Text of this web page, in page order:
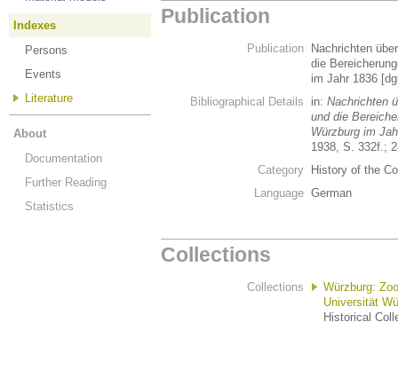
Indexes
Persons
Events
Literature
About
Documentation
Further Reading
Statistics
Publication
Publication
Nachrichten
die
im Jahr 1836
Bibliographical Details
in: Nachrichten
und die
Würzburg im
1938, S. 332f.;
Category
History of the
Language German
Collections
Collections
Würzburg:
Universität
Historical